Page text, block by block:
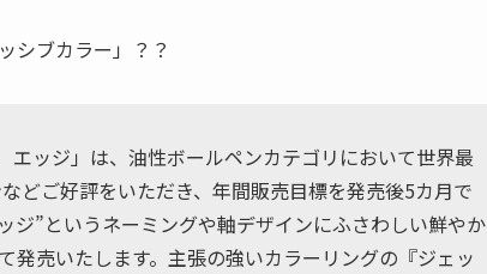
シブカラー」？？
ッジ」は、油性ボールペンカテゴリにおいて世界最
どご好評をいただき、年間販売目標を発売後5カ月で
”というネーミングや軸デザインにふさわしい鮮やか
売いたします。主張の強いカラーリングの『ジェッ